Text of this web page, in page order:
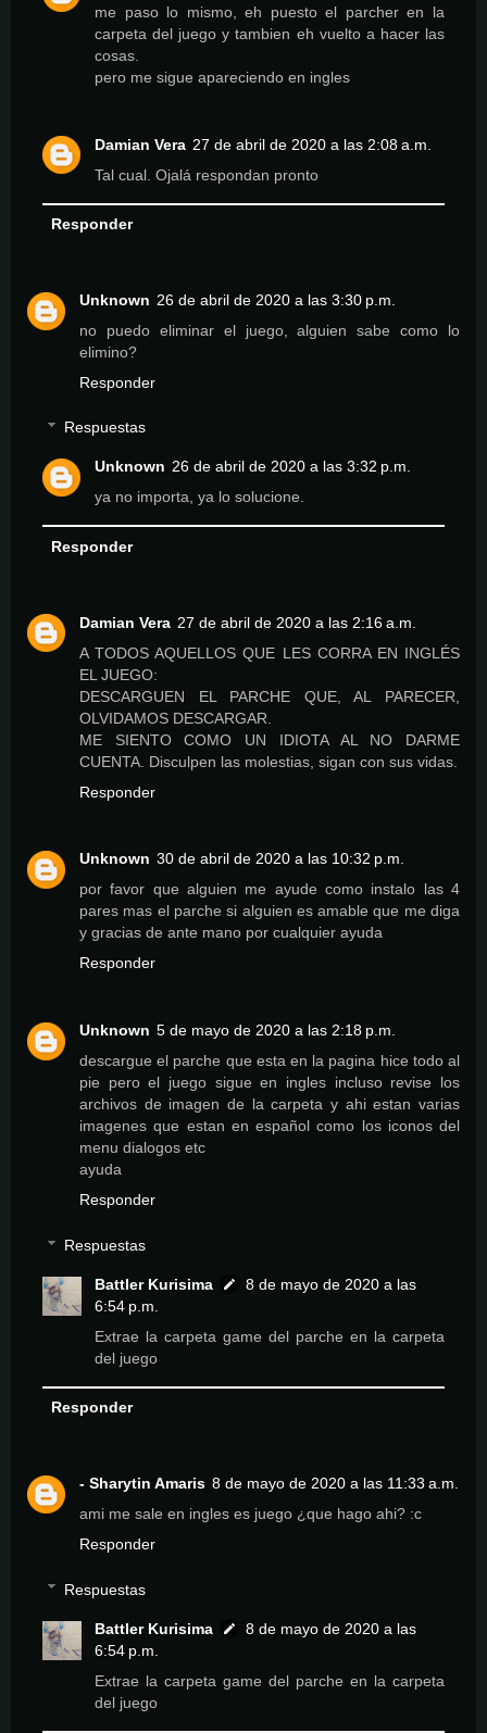
me paso lo mismo, eh puesto el parcher en la
carpeta del juego y tambien eh vuelto a hacer las
cosas.
pero me sigue apareciendo en ingles
Damian Vera 27 de abril de 2020 a las 2:08 a.m.
Tal cual. Ojalá respondan pronto
Responder
Unknown 26 de abril de 2020 a las 3:30 p.m.
no puedo eliminar el juego, alguien sabe como lo
elimino?
Responder
Respuestas
Unknown 26 de abril de 2020 a las 3:32 p.m.
ya no importa, ya lo solucione.
Responder
Damian Vera 27 de abril de 2020 a las 2:16 a.m.
A TODOS AQUELLOS QUE LES CORRA EN INGLÉS
EL JUEGO:
DESCARGUEN EL PARCHE QUE, AL PARECER,
OLVIDAMOS DESCARGAR.
ME SIENTO COMO UN IDIOTA AL NO DARME
CUENTA. Disculpen las molestias, sigan con sus vidas.
Responder
Unknown 30 de abril de 2020 a las 10:32 p.m.
por favor que alguien me ayude como instalo las 4
pares mas el parche si alguien es amable que me diga
y gracias de ante mano por cualquier ayuda
Responder
Unknown 5 de mayo de 2020 a las 2:18 p.m.
descargue el parche que esta en la pagina hice todo al
pie pero el juego sigue en ingles incluso revise los
archivos de imagen de la carpeta y ahi estan varias
imagenes que estan en español como los iconos del
menu dialogos etc
ayuda
Responder
Respuestas
Battler Kurisima
8 de mayo de 2020 a las
6:54 p.m.
Extrae la carpeta game del parche en la carpeta
del juego
Responder
- Sharytin Amaris 8 de mayo de 2020 a las 11:33 a.m.
ami me sale en ingles es juego ¿que hago ahi? :c
Responder
Respuestas
Battler Kurisima
8 de mayo de 2020 a las
6:54 p.m.
Extrae la carpeta game del parche en la carpeta
del juego